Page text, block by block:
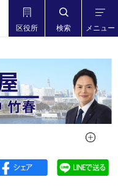
区役所 検索 メニュー
現在位